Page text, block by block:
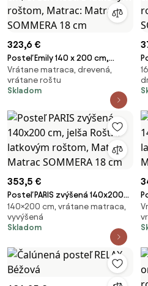
323,6 €
Posteľ Emily 140 x 200 cm,
orech Rošt: S latkovým roštom,
Matrac: Matrac SOMMERA 18
cm
Vrátane matraca, drevená,
vrátane roštu
Skladom
353,5 €
Posteľ PARIS zvýšená 140x200
cm, jelša Rošt: S latkovým
roštom, Matrac: Matrac
SOMMERA 18 cm
140×200 cm, vrátane matraca,
vyvýšená
Skladom